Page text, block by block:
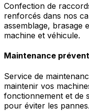
Confection de
renforcés dans nos
assemblage, brasage
machine et véhicule.
Maintenance
Service de
maintenir vos
fonctionnement et de
pour éviter les pannes.